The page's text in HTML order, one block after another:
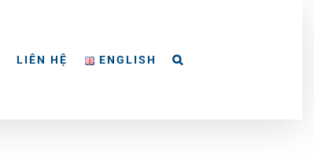
LIÊN HỆ ENGLISH